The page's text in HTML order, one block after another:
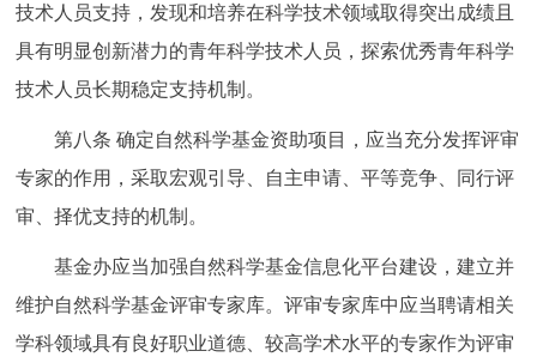
技术人员支持，发现和培养在科学技术领域取得突出成绩且
具有明显创新潜力的青年科学技术人员，探索优秀青年科学
技术人员长期稳定支持机制。
第八条 确定自然科学基金资助项目，应当充分发挥评审
专家的作用，采取宏观引导、自主申请、平等竞争、同行评
审、择优支持的机制。
基金办应当加强自然科学基金信息化平台建设，建立并
维护自然科学基金评审专家库。评审专家库中应当聘请相关
学科领域具有良好职业道德、较高学术水平的专家作为评审